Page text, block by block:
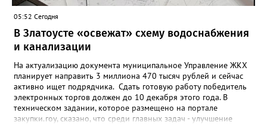
05:52 Сегодня
В Златоусте «освежат» схему водоснабжения
и канализации
На актуализацию документа муниципальное Управление ЖКХ
планирует направить 3 миллиона 470 тысяч рублей и сейчас
активно ищет подрядчика. Сдать готовую работу победитель
электронных торгов должен до 10 декабря этого года. В
техническом задании, которое размещено на портале
закупки.гоу, сказано, что среди главных задач - улучшение